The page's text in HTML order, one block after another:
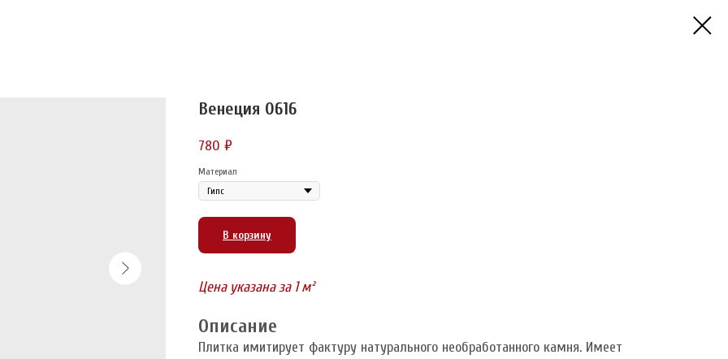
Венеция 0616
780 ₽
Материал
В корзину
Цена указана за 1 м²
Описание
Плитка имитирует фактуру натурального необработанного камня. Имеет